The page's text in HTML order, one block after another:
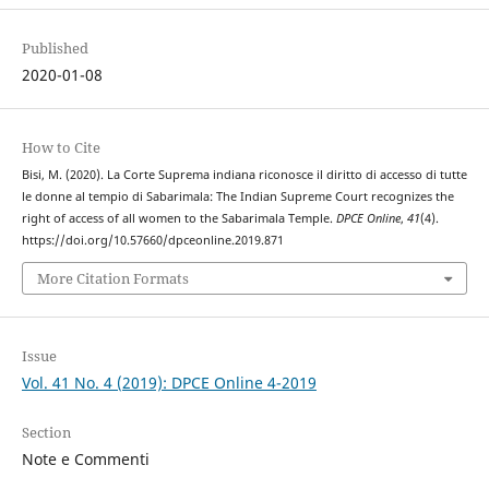
Published
2020-01-08
How to Cite
Bisi, M. (2020). La Corte Suprema indiana riconosce il diritto di accesso di tutte
le donne al tempio di Sabarimala: The Indian Supreme Court recognizes the
right of access of all women to the Sabarimala Temple. DPCE Online, 41(4).
https://doi.org/10.57660/dpceonline.2019.871
More Citation Formats
Issue
Vol. 41 No. 4 (2019): DPCE Online 4-2019
Section
Note e Commenti